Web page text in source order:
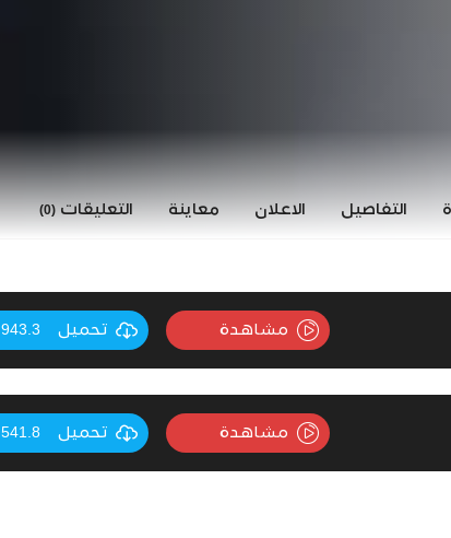
التفاصيل الاعلان معاينة التعليقات (0)
مشاهدة تحميل 943.3 MB
مشاهدة تحميل 541.8 MB